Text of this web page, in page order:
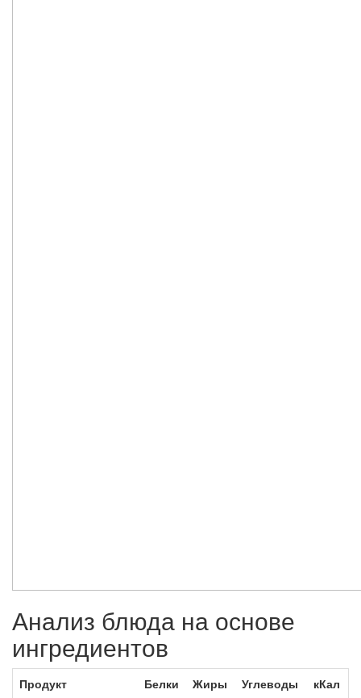
Анализ блюда на основе
ингредиентов
Продукт Белки Жиры Углеводы
кКал